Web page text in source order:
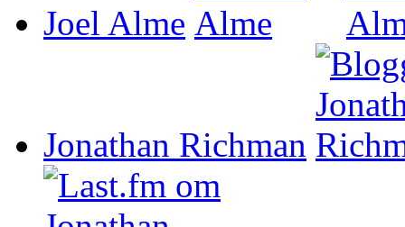
Joel Alme
Jonathan Richman